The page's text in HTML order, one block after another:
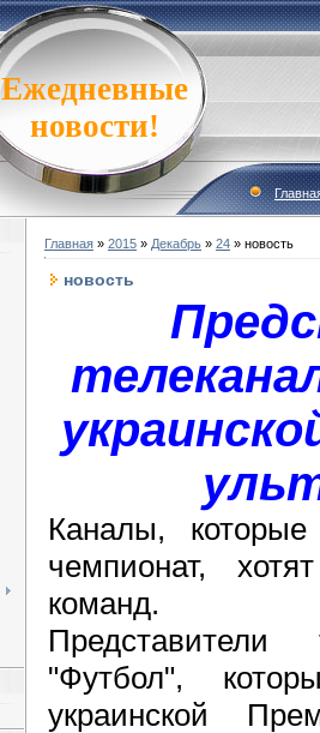
Ежедневные
новости!
Главная » 2015 » Декабрь » 24 » новость
новость
Каналы, которые
чемпионат,
команд.
"Футбол",
украинской